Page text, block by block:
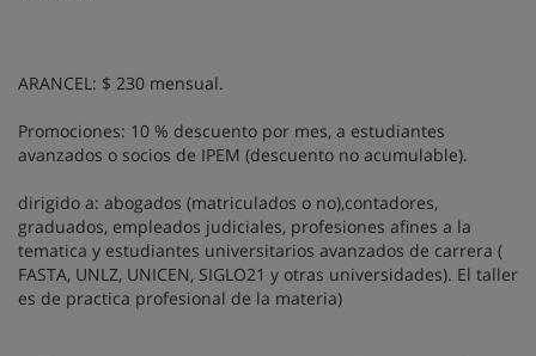
ARANCEL: $ 230 mensual.
Promociones: 10 % descuento por mes, a estudiantes
avanzados o socios de IPEM (descuento no acumulable).
dirigido a: abogados (matriculados o no),contadores,
graduados, empleados judiciales, profesiones afines a la
tematica y estudiantes universitarios avanzados de carrera (
FASTA, UNLZ, UNICEN, SIGLO21 y otras universidades). El taller
es de practica profesional de la materia)